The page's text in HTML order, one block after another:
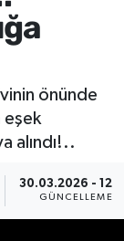
önünde
eşek
alındı!..
30.03.2026 -
GÜNCELLEME